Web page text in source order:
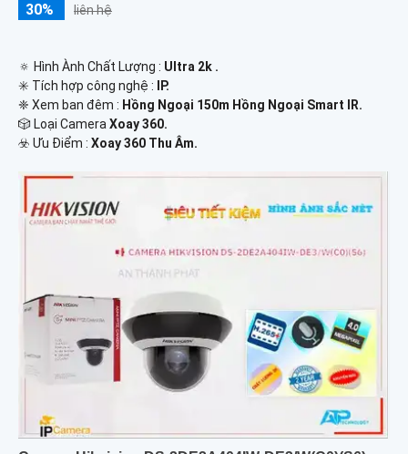
30% liên hệ
🔅 Hình Ành Chất Lượng : Ultra 2k .
✳️ Tích hợp công nghệ :
IP.
❈ Xem ban đêm : Hồng Ngoại 150m Hồng Ngoại Smart IR.
🎲 Loại CameraXoay 360.
️☣️ Ưu Điểm : Xoay 360 Thu Âm.